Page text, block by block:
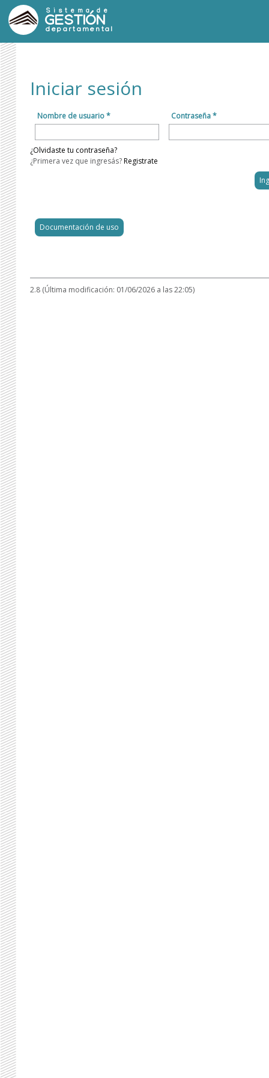
Sistema de
GESTIÓN
departamental
Iniciar sesión
Nombre de usuario * Contraseña *
¿Olvidaste tu contraseña?
¿Primera vez que ingresás?Registrate
Documentación de uso
2.8 (Última modificación: 01/06/2026 a las 22:05)